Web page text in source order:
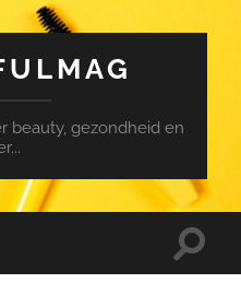
beauty, gezondheid en
Toggle